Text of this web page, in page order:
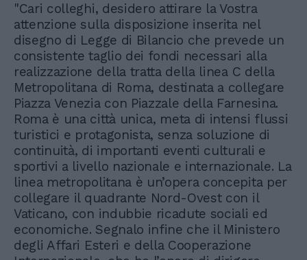
"Cari colleghi, desidero attirare la Vostra
attenzione sulla disposizione inserita nel
disegno di Legge di Bilancio che prevede un
consistente taglio dei fondi necessari alla
realizzazione della tratta della linea C della
Metropolitana di Roma, destinata a collegare
Piazza Venezia con Piazzale della Farnesina.
Roma è una città unica, meta di intensi flussi
turistici e protagonista, senza soluzione di
continuità, di importanti eventi culturali e
sportivi a livello nazionale e internazionale. La
linea metropolitana è un’opera concepita per
collegare il quadrante Nord-Ovest con il
Vaticano, con indubbie ricadute sociali ed
economiche. Segnalo infine che il Ministero
degli Affari Esteri e della Cooperazione